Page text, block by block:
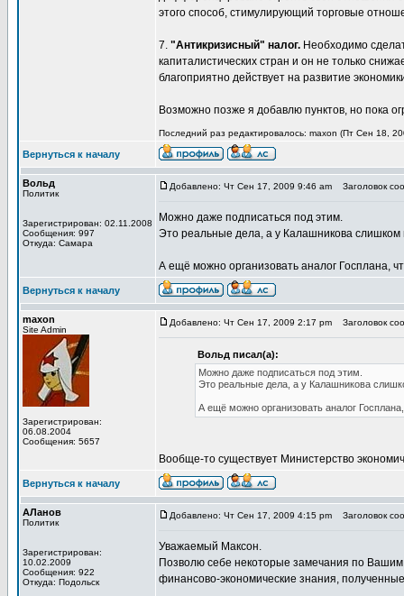
этого способ, стимулирующий торговые
7. "Антикризисный" налог. Необходимо
капиталистических стран и он не только
благоприятно действует на развитие
Возможно позже я добавлю пунктов, но пока
Последний раз редактировалось: maxon (Пт Сен 18,
Вернуться к началу
Вольд
Политик
Зарегистрирован: 02.11.2008
Сообщения: 997
Откуда: Самара
Добавлено: Чт Сен 17, 2009 9:46 am Заголовок
Можно даже подписаться под этим.
Это реальные дела, а у Калашникова слишком
А ещё можно организовать аналог Госплана,
Вернуться к началу
maxon
Site Admin
Зарегистрирован:
06.08.2004
Сообщения: 5657
Добавлено: Чт Сен 17, 2009 2:17 pm Заголовок
Вольд писал(а):
Можно даже подписаться под этим.
Это реальные дела, а у Калашникова
А ещё можно организовать аналог
Вообще-то существует Министерство
Вернуться к началу
АЛанов
Политик
Зарегистрирован:
10.02.2009
Сообщения: 922
Откуда: Подольск
Добавлено: Чт Сен 17, 2009 4:15 pm Заголовок
Уважаемый Максон.
Позволю себе некоторые замечания по
финансово-экономические знания,